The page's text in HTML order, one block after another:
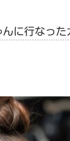
んに行なった